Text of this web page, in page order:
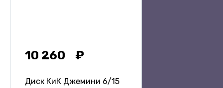
10 260
Диск КиК Джемини 6/15